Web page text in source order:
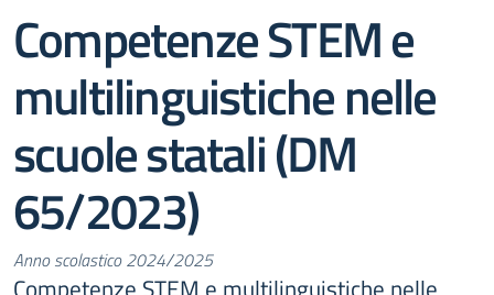
Competenze STEM e
multilinguistiche nelle
scuole statali (DM
65/2023)
Anno scolastico 2024/2025